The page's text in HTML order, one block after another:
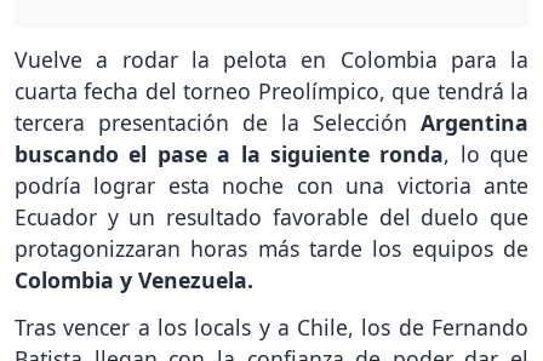
Vuelve a rodar la pelota en Colombia para la
cuarta fecha del torneo Preolímpico, que tendrá la
tercera presentación de la Selección Argentina
buscando el pase a la siguiente ronda, lo que
podría lograr esta noche con una victoria ante
Ecuador y un resultado favorable del duelo que
protagonizzaran horas más tarde los equipos de
Colombia y Venezuela.
Tras vencer a los locals y a Chile, los de Fernando